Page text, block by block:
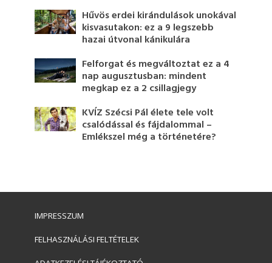
Hűvös erdei kirándulások unokával
kisvasutakon: ez a 9 legszebb
hazai útvonal kánikulára
Felforgat és megváltoztat ez a 4
nap augusztusban: mindent
megkap ez a 2 csillagjegy
KVÍZ Szécsi Pál élete tele volt
csalódással és fájdalommal –
Emlékszel még a történetére?
IMPRESSZUM
FELHASZNÁLÁSI FELTÉTELEK